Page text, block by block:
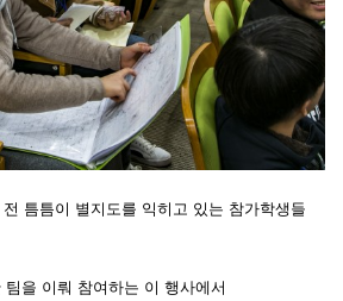
틈틈이 별지도를 익히고 있는 참가학생들
을 이뤄 참여하는 이 행사에서